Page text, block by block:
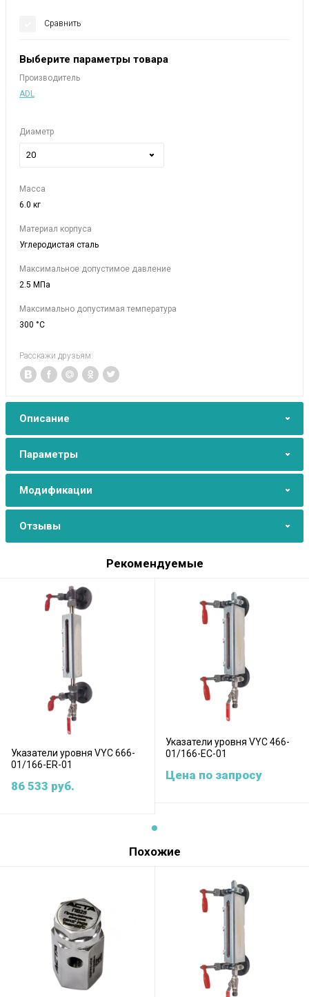
Сравнить
Выберите параметры товара
Производитель
ADL
Диаметр
20
Масса
6.0 кг
Материал корпуса
Углеродистая сталь
Максимальное допустимое давление
2.5 МПа
Максимально допустимая температура
300 °C
Расскажи друзьям:
Описание
Параметры
Модификации
Отзывы
Рекомендуемые
Указатели уровня VYC 666-
01/166-ER-01
86 533 руб.
Указатели уровня VYC 466-
01/166-EC-01
Цена по запросу
Похожие